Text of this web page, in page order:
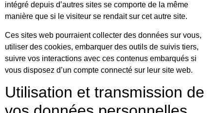
intégré depuis d’autres sites se comporte de la même
manière que si le visiteur se rendait sur cet autre site.
Ces sites web pourraient collecter des données sur vous,
utiliser des cookies, embarquer des outils de suivis tiers,
suivre vos interactions avec ces contenus embarqués si
vous disposez d’un compte connecté sur leur site web.
Utilisation et transmission de